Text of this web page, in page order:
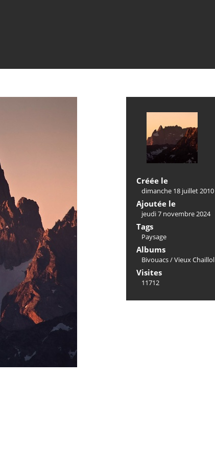
Créée le
dimanche 18 juillet 2010
Ajoutée le
jeudi 7 novembre 2024
Tags
Paysage
Albums
Bivouacs/Vieux Chaillol
Visites
11712